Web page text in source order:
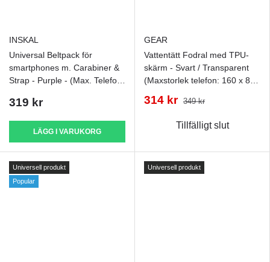
INSKAL
Universal Beltpack för
smartphones m. Carabiner &
Strap - Purple - (Max. Telefon:
319 kr
LÄGG I VARUKORG
GEAR
Vattentätt Fodral med TPU-
skärm - Svart / Transparent
(Maxstorlek telefon: 160 x 80
x 10 mm)
314 kr 349 kr
Tillfälligt slut
Universell produkt
Popular
Universell produkt